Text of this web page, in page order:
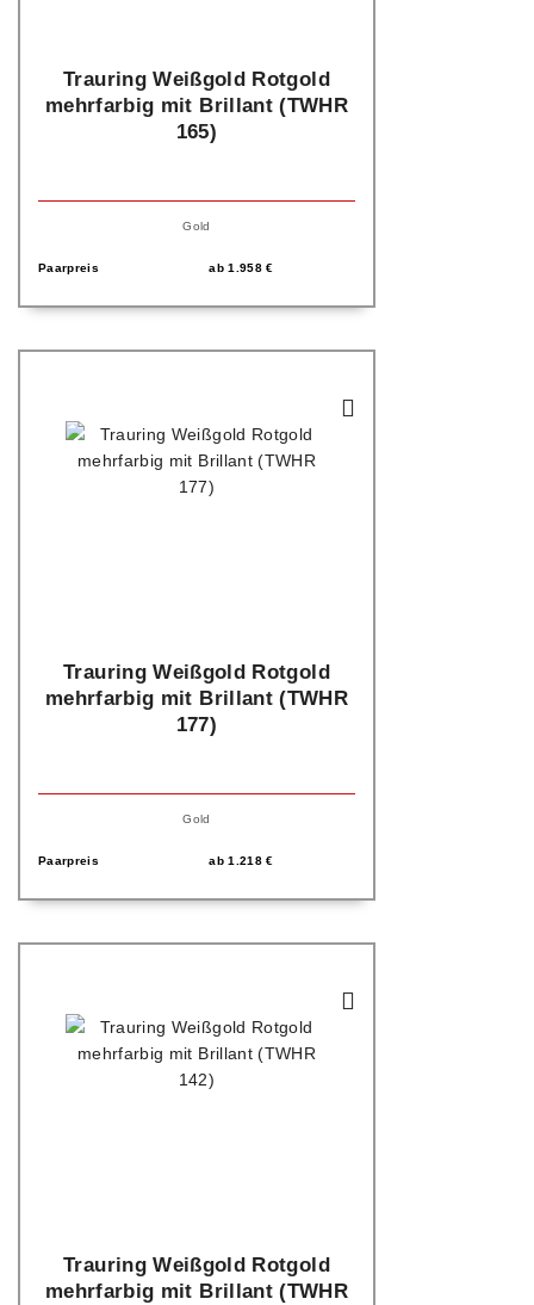
Trauring Weißgold Rotgold
mehrfarbig mit Brillant (TWHR
165)
Gold
Paarpreis ab1.958€
Trauring Weißgold Rotgold
mehrfarbig mit Brillant (TWHR
177)
Gold
Paarpreis ab1.218€
Trauring Weißgold Rotgold
mehrfarbig mit Brillant (TWHR